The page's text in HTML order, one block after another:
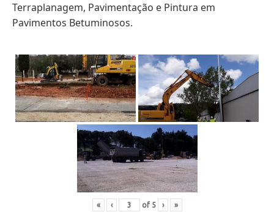
Terraplanagem, Pavimentação e Pintura em
Pavimentos Betuminosos.
« ‹ of 5 › »